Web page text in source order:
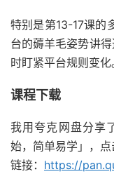
特别是第13-17课的
台的薅羊毛姿势讲
时盯紧平台规则变化
课程下载
我用夸克网盘分享
始，简单易学」，点
链接： https://